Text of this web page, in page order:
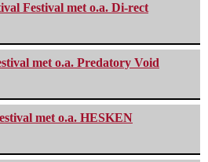
Festival met o.a. Di-rect
met o.a. Predatory Void
met o.a. HESKEN